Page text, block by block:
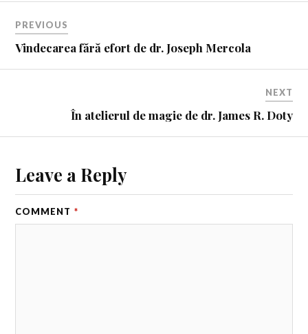
PREVIOUS
Vindecarea fără efort de dr. Joseph Mercola
NEXT
În atelierul de magie de dr. James R. Doty
Leave a Reply
COMMENT *